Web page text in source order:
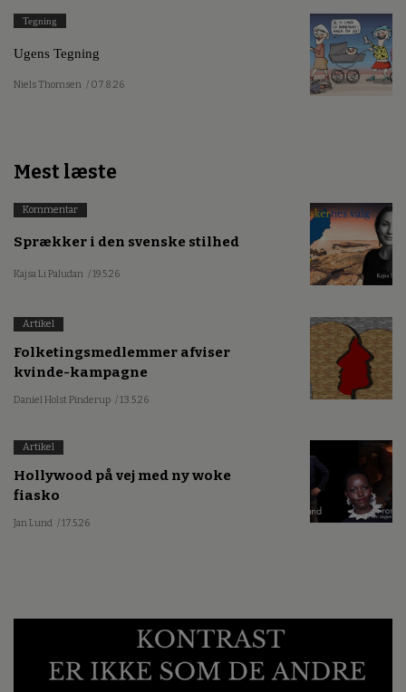
Tegning
Ugens Tegning
Niels Thomsen / 07.8.26
Mest læste
Kommentar
Sprækker i den svenske stilhed
Kajsa Li Paludan / 19.5.26
Artikel
Folketingsmedlemmer afviser
kvinde-kampagne
Daniel Holst Pinderup / 13.5.26
Artikel
Hollywood på vej med ny woke
fiasko
Jan Lund / 17.5.26